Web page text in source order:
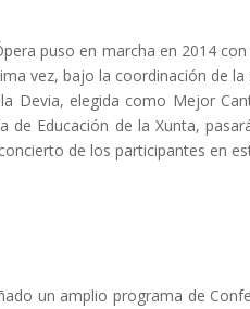
puso en marcha en 2014
vez, bajo la coordinación de
Devia, elegida como Mejor
de Educación de la Xunta,
de los participantes en
un amplio programa de